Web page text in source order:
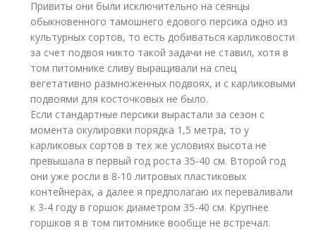
Привиты они были исключительно на сеянцы
обыкновенного тамошнего едового персика одно из
культурных сортов, то есть добиваться карликовости
за счет подвоя никто такой задачи не ставил, хотя в
том питомнике сливу выращивали на спец
вегетативно размноженных подвоях, и с карликовыми
подвоями для косточковых не было.
Если стандартные персики вырастали за сезон с
момента окулировки порядка 1,5 метра, то у
карликовых сортов в тех же условиях высота не
превышала в первый год роста 35-40 см. Второй год
они уже росли в 8-10 литровых пластиковых
контейнерах, а далее я предполагаю их переваливали
к 3-4 году в горшок диаметром 35-40 см. Крупнее
горшков я в том питомнике вообще не встречал.